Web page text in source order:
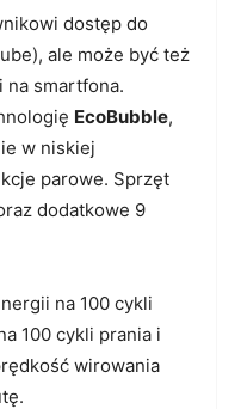
dostęp do
ale może być też
na smartfona.
EcoBubble,
w niskiej
parowe. Sprzęt
dodatkowe 9
na 100 cykli
100 cykli prania i
wirowania